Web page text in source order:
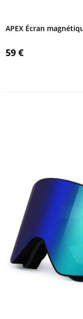
APEX Écran
59 €